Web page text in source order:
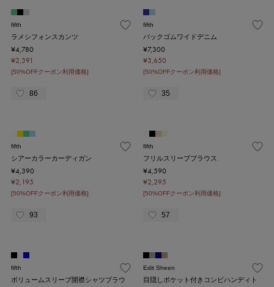
fifth
ラメシフォンスカンツ
¥4,780
¥2,391
[50%OFFクーポン利用価格]
86
fifth
バックゴムワイドデニム
¥7,300
¥3,650
[50%OFFクーポン利用価格]
35
fifth
シアーカラーカーディガン
¥4,390
¥2,195
[50%OFFクーポン利用価格]
93
fifth
フリルスリーブブラウス
¥4,590
¥2,295
[50%OFFクーポン利用価格]
57
fifth
ボリュームスリーブ開襟シャツブラウ
Edit Sheen
目隠しポケット付きコンビハンディト